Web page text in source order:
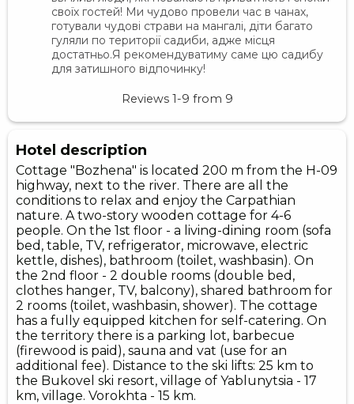
своїх гостей! Ми чудово провели час в чанах,
готували чудові страви на мангалі, діти багато
гуляли по території садиби, адже місця
достатньо.Я рекомендуватиму саме цю садибу
для затишного відпочинку!
Reviews 1-9 from 9
Hotel description
Cottage "Bozhena" is located 200 m from the H-09
highway, next to the river. There are all the
conditions to relax and enjoy the Carpathian
nature. A two-story wooden cottage for 4-6
people. On the 1st floor - a living-dining room (sofa
bed, table, TV, refrigerator, microwave, electric
kettle, dishes), bathroom (toilet, washbasin). On
the 2nd floor - 2 double rooms (double bed,
clothes hanger, TV, balcony), shared bathroom for
2 rooms (toilet, washbasin, shower). The cottage
has a fully equipped kitchen for self-catering. On
the territory there is a parking lot, barbecue
(firewood is paid), sauna and vat (use for an
additional fee). Distance to the ski lifts: 25 km to
the Bukovel ski resort, village of Yablunytsia - 17
km, village. Vorokhta - 15 km.